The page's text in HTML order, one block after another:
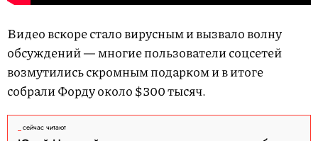
Видео вскоре стало вирусным и вызвало волну
обсуждений — многие пользователи соцсетей
возмутились скромным подарком и в итоге
собрали Форду около $300 тысяч.
сейчас читают